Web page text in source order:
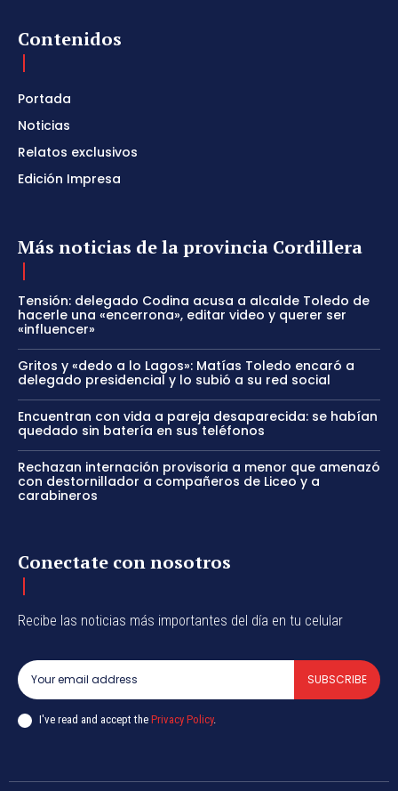
Contenidos
Portada
Noticias
Relatos exclusivos
Edición Impresa
Más noticias de la provincia Cordillera
Tensión: delegado Codina acusa a alcalde Toledo de
hacerle una «encerrona», editar video y querer ser
«influencer»
Gritos y «dedo a lo Lagos»: Matías Toledo encaró a
delegado presidencial y lo subió a su red social
Encuentran con vida a pareja desaparecida: se habían
quedado sin batería en sus teléfonos
Rechazan internación provisoria a menor que amenazó
con destornillador a compañeros de Liceo y a
carabineros
Conectate con nosotros
Recibe las noticias más importantes del día en tu celular
SUBSCRIBE
I've read and accept the Privacy Policy.